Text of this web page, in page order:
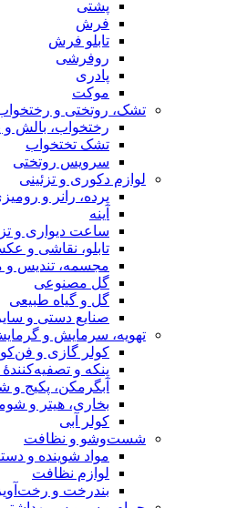
پشتی
فرش
تابلو فرش
روفرشی
پادری
موکت
تشک، روتختی و
رختخواب، بالش و
تشک تختخواب
سرویس روتختی
لوازم دکوری و تزئینی
پرده، رانر و
آینه
ساعت دیواری و
تابلو، نقاشی و
مجسمه، تندیس و
گل مصنوعی
گل و گیاه طبیعی
صنایع دستی و
تهویه، سرمایش و
کولر گازی و
پنکه و تصفیه‌کنندهٔ
آبگرمکن، پکیج و
بخاری، هیتر و
کولر آبی
شست‌وشو و نظافت
مواد شوینده و
لوازم نظافت
بندرخت و